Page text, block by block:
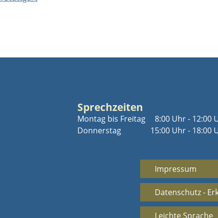
Sprechzeiten
Montag bis Freitag
Donnerstag
8:00 Uhr - 12:00
15:00 Uhr - 18:00
Impressum
Datenschutz -
Leichte Sprache